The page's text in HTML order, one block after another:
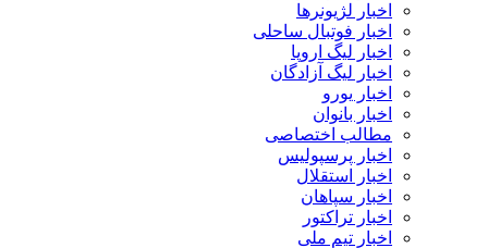
اخبار لژیونرها
اخبار فوتبال ساحلی
اخبار لیگ اروپا
اخبار لیگ آزادگان
اخبار یورو
اخبار بانوان
مطالب اختصاصی
اخبار پرسپولیس
اخبار استقلال
اخبار سپاهان
اخبار تراکتور
اخبار تیم ملی